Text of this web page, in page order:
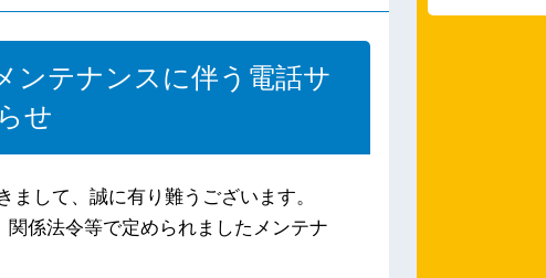
ンテナンスに伴う電話サ
せ
して、誠に有り難うございます。
係法令等で定められましたメンテナ